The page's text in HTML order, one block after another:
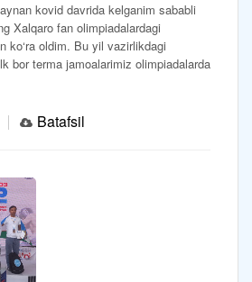
kovid davrida kelganim sababli
Xalqaro fan olimpiadalardagi
ko‘ra oldim. Bu yil vazirlikdagi
bor terma jamoalarimiz olimpiadalarda
Batafsil